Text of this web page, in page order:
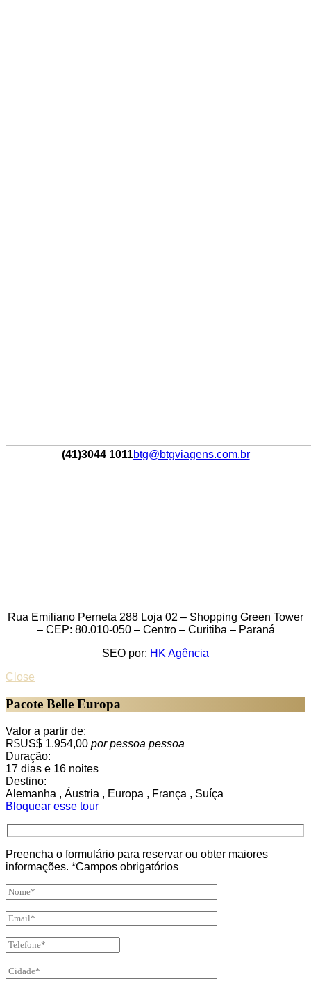
(41)3044 1011btg@btgviagens.com.br
Rua Emiliano Perneta 288 Loja 02 – Shopping Green Tower
– CEP: 80.010-050 – Centro – Curitiba – Paraná
SEO por: HK Agência
Close
Pacote Belle Europa
Valor a partir de:
R$US$ 1.954,00 por pessoa pessoa
Duração:
17 dias e 16 noites
Destino:
Alemanha , Áustria , Europa , França , Suíça
Bloquear esse tour
Preencha o formulário para reservar ou obter maiores
informações. *Campos obrigatórios